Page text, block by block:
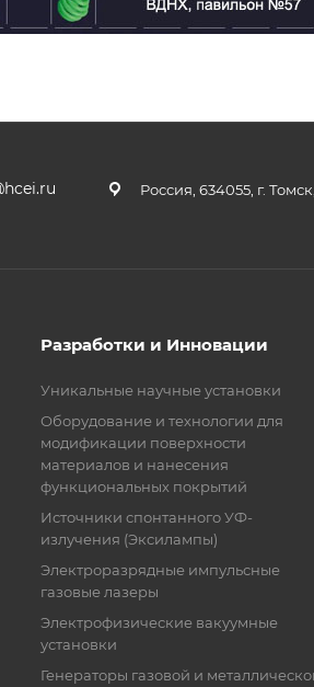
Россия, 634055, г.
Разработки и Инновации
Уникальные научные установки
Оборудование и технологии для
модификации поверхности
материалов и нанесения
функциональных покрытий
Источники спонтанного УФ-
излучения (Эксилампы)
Электроразрядные импульсные
газовые лазеры
Электрофизические вакуумные
установки
Генераторы газовой и